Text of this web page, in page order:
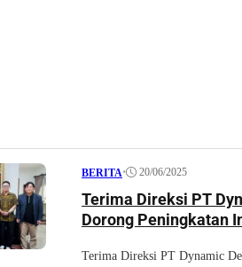
BERITA• 20/06/2025
Terima Direksi PT
Dorong Peningkatan
Terima Direksi PT Dynamic